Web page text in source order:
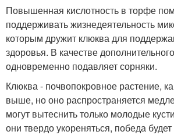
Повышенная кислотность в торфе
поддерживать жизнедеятельность
которым дружит клюква для
здоровья. В качестве
одновременно подавляет сорняки.
Клюква - почвопокровное растение,
выше, но оно распространяется
могут вытеснить только молодые
они твердо укореняться, победа